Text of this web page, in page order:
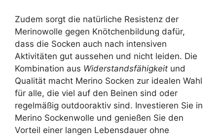
Zudem sorgt die natürliche Resistenz der
Merinowolle gegen Knötchenbildung dafür,
dass die Socken auch nach intensiven
Aktivitäten gut aussehen und nicht leiden. Die
Kombination aus Widerstandsfähigkeit und
Qualität macht Merino Socken zur idealen Wahl
für alle, die viel auf den Beinen sind oder
regelmäßig outdooraktiv sind. Investieren Sie in
Merino Sockenwolle und genießen Sie den
Vorteil einer langen Lebensdauer ohne